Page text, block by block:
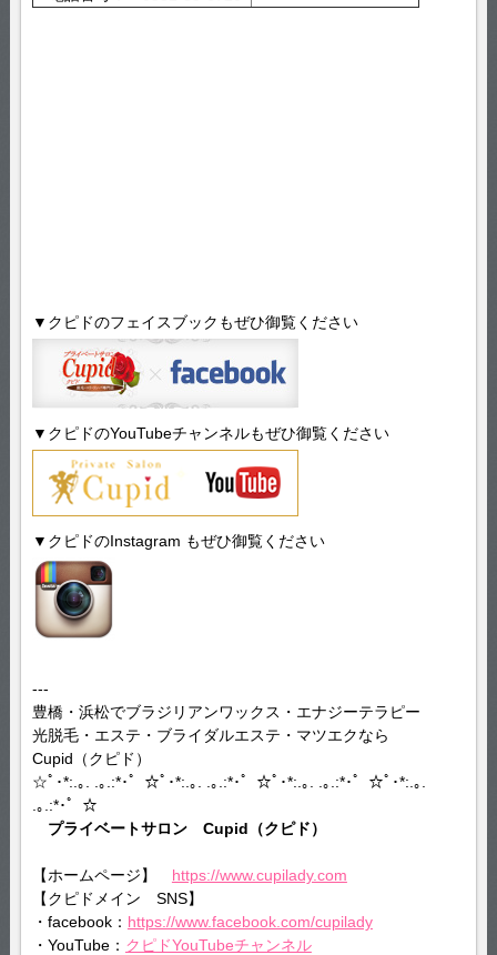
▼クピドのフェイスブックもぜひ御覧ください
▼クピドのYouTubeチャンネルもぜひ御覧ください
▼クピドのInstagram もぜひ御覧ください
---
豊橋・浜松でブラジリアンワックス・エナジーテラピー
光脱毛・エステ・ブライダルエステ・マツエクなら
Cupid（クピド）
☆ﾟ･*:.｡. .｡.:*･゜☆ﾟ･*:.｡. .｡.:*･゜☆ﾟ･*:.｡. .｡.:*･゜☆ﾟ･*:.｡.
.｡.:*･゜☆
プライベートサロン Cupid（クピド）
【ホームページ】 https://www.cupilady.com
【クピドメイン SNS】
・facebook： https://www.facebook.com/cupilady
・YouTube： クピドYouTubeチャンネル